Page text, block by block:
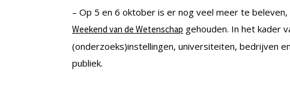
– Op 5 en 6 oktober is er nog veel meer te
Weekend van de Wetenschap gehouden. In het kader
(onderzoeks)instellingen, universiteiten, bedrijven
publiek.